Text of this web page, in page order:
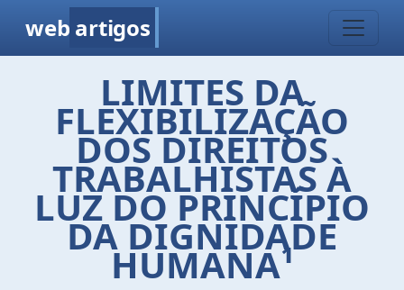
web artigos
LIMITES DA
FLEXIBILIZAÇÃO
DOS DIREITOS
TRABALHISTAS À
LUZ DO PRINCÍPIO
DA DIGNIDADE
HUMANA¹